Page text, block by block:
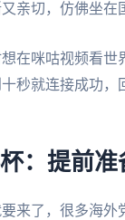
亲切，仿佛坐在
在咪咕视频看
秒就连接成功
：提前准
来了，很多海